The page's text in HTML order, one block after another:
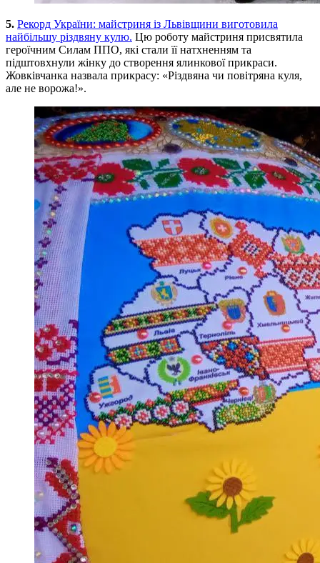
5. Рекорд України: майстриня із Львівщини виготовила
найбільшу різдвяну кулю. Цю роботу майстриня присвятила
героїчним Силам ППО, які стали її натхненням та
підштовхнули жінку до створення ялинкової прикраси.
Жовківчанка назвала прикрасу: «Різдвяна чи повітряна куля,
але не ворожа!».